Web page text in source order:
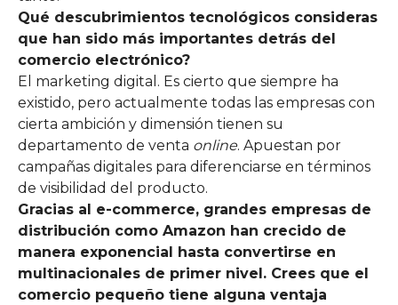
Qué descubrimientos tecnológicos consideras
que han sido más importantes detrás del
comercio electrónico?
El marketing digital. Es cierto que siempre ha
existido, pero actualmente todas las empresas con
cierta ambición y dimensión tienen su
departamento de venta online. Apuestan por
campañas digitales para diferenciarse en términos
de visibilidad del producto.
Gracias al e-commerce, grandes empresas de
distribución como Amazon han crecido de
manera exponencial hasta convertirse en
multinacionales de primer nivel. Crees que el
comercio pequeño tiene alguna ventaja